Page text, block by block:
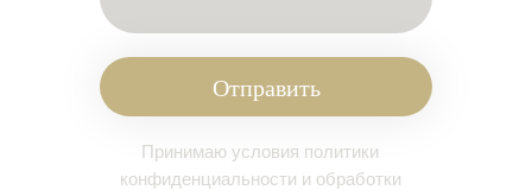
Отправить
Принимаю условия политики
конфиденциальности и обработки